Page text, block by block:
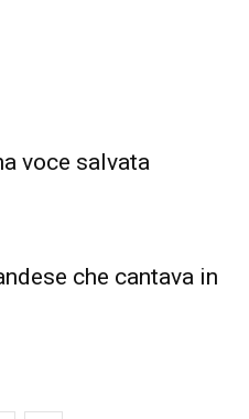
voce salvata
che cantava in